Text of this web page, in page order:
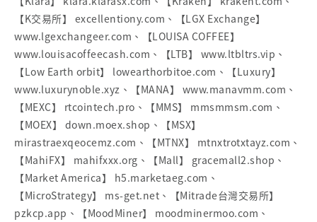
【K交易所】 excellentiony.com、【LGX Exchange】
www.lgexchangeer.com、【LOUISA COFFEE】
www.louisacoffeecash.com、【LTB】 www.ltbltrs.vip、
【Low Earth orbit】 lowearthorbitoe.com、【Luxury】
www.luxurynoble.xyz、【MANA】 www.manavmm.com、
【MEXC】 rtcointech.pro、【MMS】 mmsmmsm.com、
【MOEX】 down.moex.shop、【MSX】
mirastraexqeocemz.com、【MTNX】 mtnxtrotxtayz.com、
【MahiFX】 mahifxxx.org、【Mall】 gracemall2.shop、
【Market America】 h5.marketaeg.com、
【MicroStrategy】 ms-get.net、【Mitrade台灣交易所】
pzkcp.app、【MoodMiner】 moodminermoo.com、